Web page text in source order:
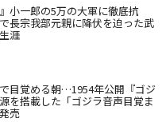
小一郎の5万の大軍に徹底抗
長宗我部元親に降伏を迫った武
涯
目覚める朝…1954年公開『ゴジ
を搭載した「ゴジラ音声目覚ま
売